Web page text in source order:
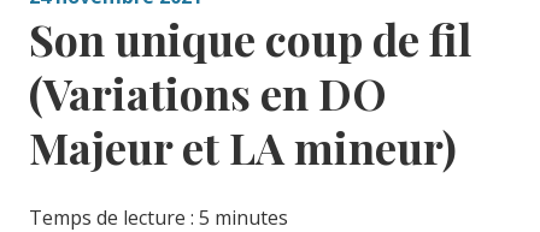
Son unique coup de fil
(Variations en DO
Majeur et LA mineur)
Temps de lecture : 5 minutes